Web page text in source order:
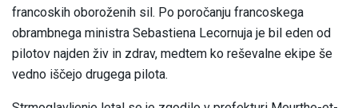
francoskih oboroženih sil. Po poročanju francoskega
obrambnega ministra Sebastiena Lecornuja je bil eden od
pilotov najden živ in zdrav, medtem ko reševalne ekipe še
vedno iščejo drugega pilota.